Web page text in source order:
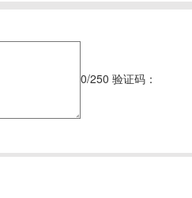
0/250 验证码：